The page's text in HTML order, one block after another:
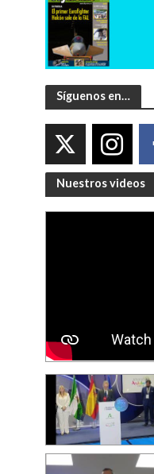
Síguenos en…
Nuestros videos